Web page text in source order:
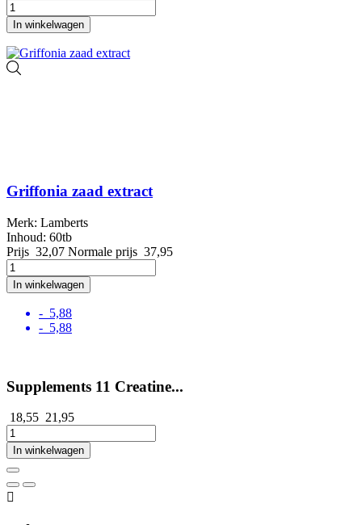
In winkelwagen
Griffonia zaad extract
Merk: Lamberts
Inhoud: 60tb
Prijs 32,07 Normale prijs 37,95
In winkelwagen
- 5,88
- 5,88
Supplements 11 Creatine...
18,55 21,95
In winkelwagen
